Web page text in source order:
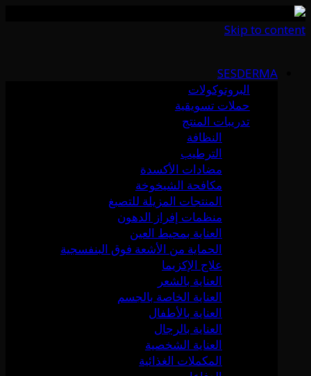
Skip to content
SESDERMA
البروتوكولات
حملات تسويقية
تدريبات المنتج
النظافة
الترطيب
مضادات الأكسدة
مكافحة الشيخوخة
المنتجات المزيلة للتصبغ
منظمات إفراز الدهون
العناية بمحيط العين
الحماية من الأشعة فوق البنفسجية
علاج الإكزيما
العناية بالشعر
العناية الخاصة بالجسم
العناية بالأطفال
العناية بالرجال
العناية الشخصية
المكملات الغذائية